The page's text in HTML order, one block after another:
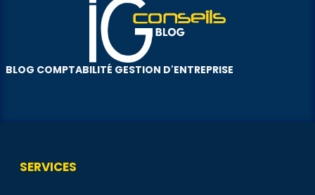
BLOG COMPTABILITÉ GESTION D'ENTREPRISE
SERVICES